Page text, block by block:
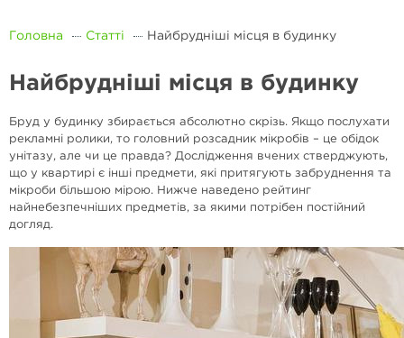
Головна Статті Найбрудніші місця в будинку
Найбрудніші місця в будинку
Бруд у будинку збирається абсолютно скрізь. Якщо послухати
рекламні ролики, то головний розсадник мікробів – це обідок
унітазу, але чи це правда? Дослідження вчених стверджують,
що у квартирі є інші предмети, які притягують забруднення та
мікроби більшою мірою. Нижче наведено рейтинг
найнебезпечніших предметів, за якими потрібен постійний
догляд.